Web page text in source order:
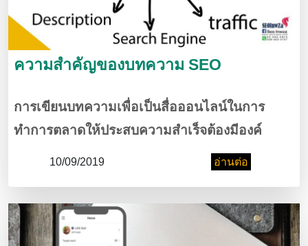
ความสำคัญของบทความ SEO
การเขียนบทความเพื่อเป็นสื่อออนไลน์ในการ
ทำการตลาดให้ประสบความสำเร็จต้องมีองค์
ประกอบหลายอย่างซึ่งหนึ่งในนั้นก็คือเทคนิคที่
ที่นักเขียนต้องทราบเพื่อให้บทความที่ด
10/09/2019 อ่านต่อ